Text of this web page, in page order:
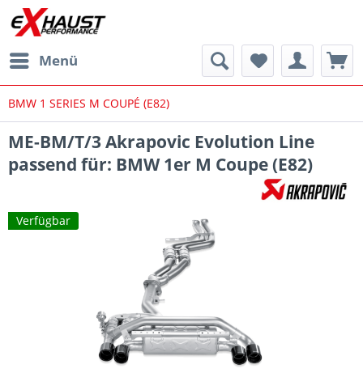
Menü
BMW 1 SERIES M COUPÉ (E82)
ME-BM/T/3 Akrapovic Evolution Line
passend für: BMW 1er M Coupe (E82)
Verfügbar